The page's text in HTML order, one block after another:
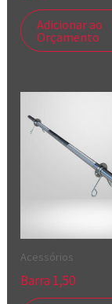
Adicionar ao
Orçamento
Acessórios
Barra 1,50